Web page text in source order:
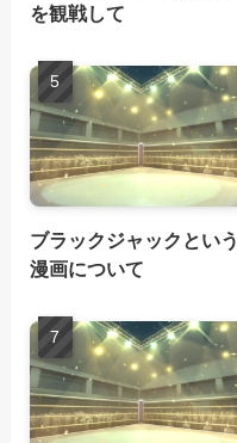
を観戦して
ブラックジャックという
漫画について